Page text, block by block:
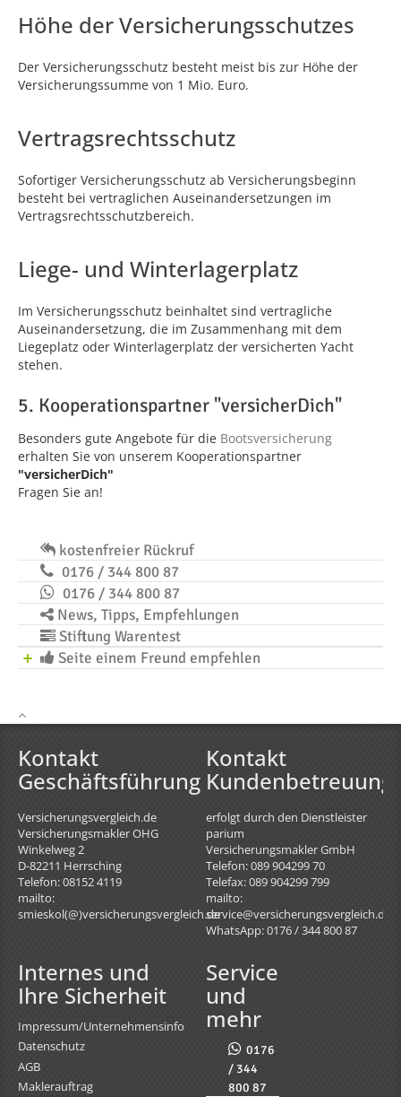
Höhe der Versicherungsschutzes
Der Versicherungsschutz besteht meist bis zur Höhe der
Versicherungssumme von 1 Mio. Euro.
Vertragsrechtsschutz
Sofortiger Versicherungsschutz ab Versicherungsbeginn
besteht bei vertraglichen Auseinandersetzungen im
Vertragsrechtsschutzbereich.
Liege- und Winterlagerplatz
Im Versicherungsschutz beinhaltet sind vertragliche
Auseinandersetzung, die im Zusammenhang mit dem
Liegeplatz oder Winterlagerplatz der versicherten Yacht
stehen.
5. Kooperationspartner "versicherDich"
Besonders gute Angebote für die Bootsversicherung
erhalten Sie von unserem Kooperationspartner
"versicherDich"
Fragen Sie an!
kostenfreier Rückruf
0176 / 344 800 87
0176 / 344 800 87
News, Tipps, Empfehlungen
Stiftung Warentest
Seite einem Freund empfehlen
Kontakt
Geschäftsführung
Versicherungsvergleich.de
Versicherungsmakler OHG
Winkelweg 2
D-82211 Herrsching
Telefon: 08152 4119
mailto:
smieskol(@)versicherungsvergleich.de
Kontakt
Kundenbetreuung
erfolgt durch den Dienstleister
parium
Versicherungsmakler GmbH
Telefon: 089 904299 70
Telefax: 089 904299 799
mailto:
service@versicherungsvergleich.de
WhatsApp: 0176 / 344 800 87
Internes und
Ihre Sicherheit
Impressum/Unternehmensinfo
Datenschutz
AGB
Maklerauftrag
Service
und
mehr
0176
/ 344
800 87